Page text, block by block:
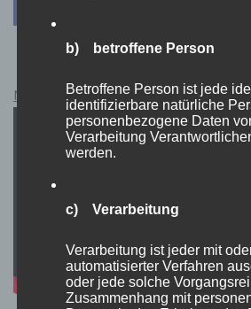
Netflix Guthabenkarten
b) betroffene Person
Betroffene Person ist jede
identifizierbare natürliche
personenbezogene Daten
Verarbeitung
werden.
c) Verarbeitung
Verarbeitung ist jeder mit
automatisierter Verfahren
oder jede solche
Zusammenhang mit